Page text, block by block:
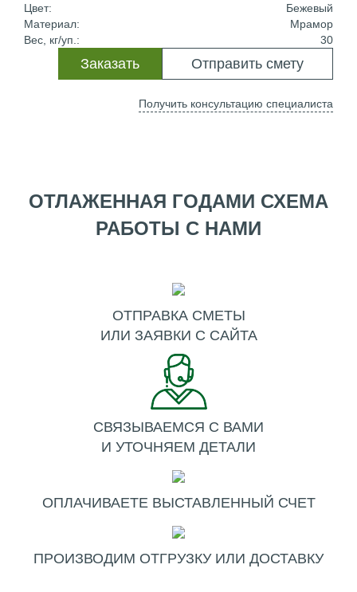
Цвет:
Бежевый
Материал:
Мрамор
Вес, кг/уп.:
30
Отправить смету
Заказать
Получить консультацию специалиста
ОТЛАЖЕННАЯ ГОДАМИ СХЕМА
РАБОТЫ С НАМИ
ОТПРАВКА СМЕТЫ
ИЛИ ЗАЯВКИ С САЙТА
СВЯЗЫВАЕМСЯ С ВАМИ
И УТОЧНЯЕМ ДЕТАЛИ
ОПЛАЧИВАЕТЕ ВЫСТАВЛЕННЫЙ СЧЕТ
ПРОИЗВОДИМ ОТГРУЗКУ ИЛИ ДОСТАВКУ